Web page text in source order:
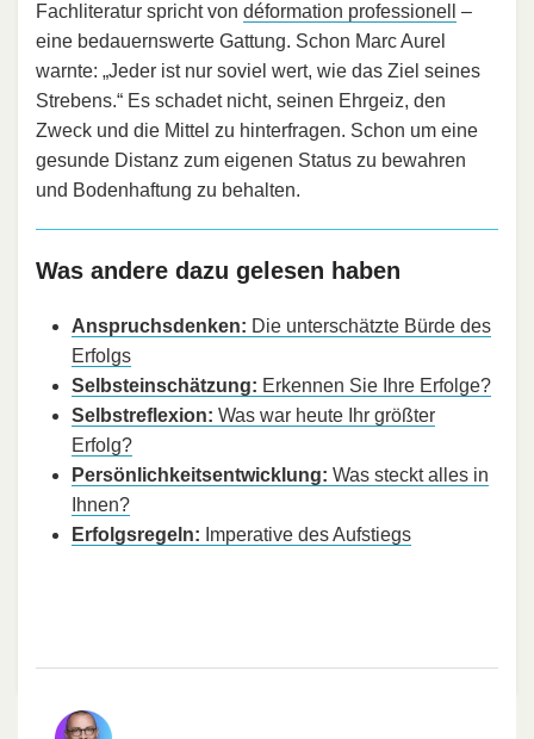
Fachliteratur spricht von déformation professionell
–
eine bedauernswerte Gattung. Schon Marc Aurel
warnte: „Jeder ist nur soviel wert, wie das Ziel seines
Strebens.“ Es schadet nicht, seinen Ehrgeiz, den
Zweck und die Mittel zu hinterfragen. Schon um eine
gesunde Distanz zum eigenen Status zu bewahren
und Bodenhaftung zu behalten.
Was andere dazu gelesen haben
Anspruchsdenken: Die unterschätzte Bürde des
Erfolgs
Selbsteinschätzung: Erkennen Sie Ihre Erfolge?
Selbstreflexion: Was war heute Ihr größter
Erfolg?
Persönlichkeitsentwicklung: Was steckt alles in
Ihnen?
Erfolgsregeln: Imperative des Aufstiegs